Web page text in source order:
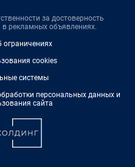
за достоверность
рекламных объявлениях.
cookies
системы
персональных данных и
сайта